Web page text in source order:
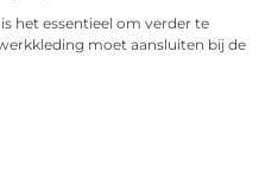
het essentieel om verder te
moet aansluiten bij de